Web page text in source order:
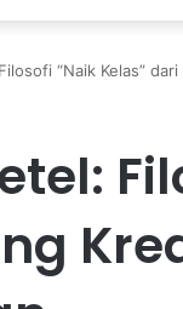
“Naik Kelas”